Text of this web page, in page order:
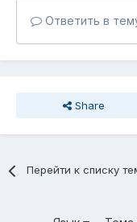
Ответить в
Share
Перейти к списку